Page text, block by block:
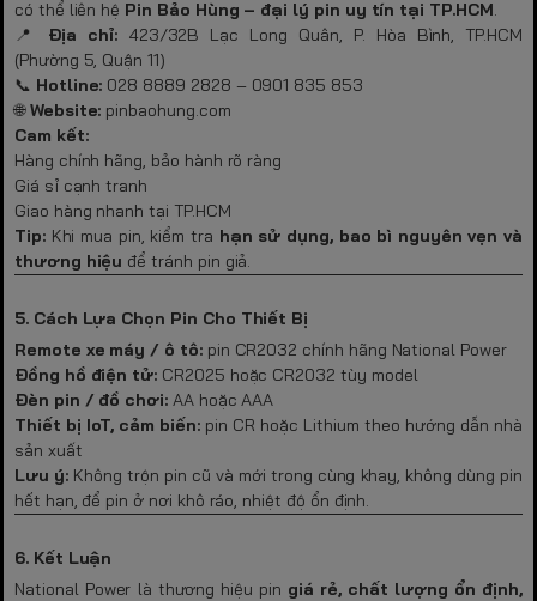
có thể liên hệ Pin Bảo Hùng – đại lý pin uy tín tại TP.HCM.
📍 Địa chỉ:423/32B Lạc Long Quân, P. Hòa Bình, TP.HCM
(Phường 5, Quận 11)
📞 Hotline: 028 8889 2828 – 0901 835 853
🌐Website: pinbaohung.com
Cam kết:
Hàng chính hãng, bảo hành rõ ràng
Giá sỉ cạnh tranh
Giao hàng nhanh tại TP.HCM
Tip:Khi mua pin, kiểm tra hạn sử dụng, bao bì nguyên vẹn và
thương hiệu để tránh pin giả.
5. Cách Lựa Chọn Pin Cho Thiết Bị
Remote xe máy / ô tô:pin CR2032 chính hãng National Power
Đồng hồ điện tử: CR2025 hoặc CR2032 tùy model
Đèn pin / đồ chơi: AA hoặc AAA
Thiết bị IoT, cảm biến:pin CR hoặc Lithium theo hướng dẫn nhà
sản xuất
Lưu ý:Không trộn pin cũ và mới trong cùng khay, không dùng pin
hết hạn, để pin ở nơi khô ráo, nhiệt độ ổn định.
6. Kết Luận
National Power là thương hiệu pin giá rẻ, chất lượng ổn định,